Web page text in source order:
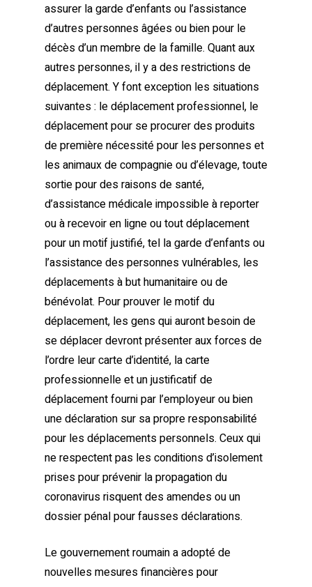
assurer la garde d’enfants ou l’assistance
d’autres personnes âgées ou bien pour le
décès d’un membre de la famille. Quant aux
autres personnes, il y a des restrictions de
déplacement. Y font exception les situations
suivantes : le déplacement professionnel, le
déplacement pour se procurer des produits
de première nécessité pour les personnes et
les animaux de compagnie ou d’élevage, toute
sortie pour des raisons de santé,
d’assistance médicale impossible à reporter
ou à recevoir en ligne ou tout déplacement
pour un motif justifié, tel la garde d’enfants ou
l’assistance des personnes vulnérables, les
déplacements à but humanitaire ou de
bénévolat. Pour prouver le motif du
déplacement, les gens qui auront besoin de
se déplacer devront présenter aux forces de
l’ordre leur carte d’identité, la carte
professionnelle et un justificatif de
déplacement fourni par l’employeur ou bien
une déclaration sur sa propre responsabilité
pour les déplacements personnels. Ceux qui
ne respectent pas les conditions d’isolement
prises pour prévenir la propagation du
coronavirus risquent des amendes ou un
dossier pénal pour fausses déclarations.
Le gouvernement roumain a adopté de
nouvelles mesures financières pour